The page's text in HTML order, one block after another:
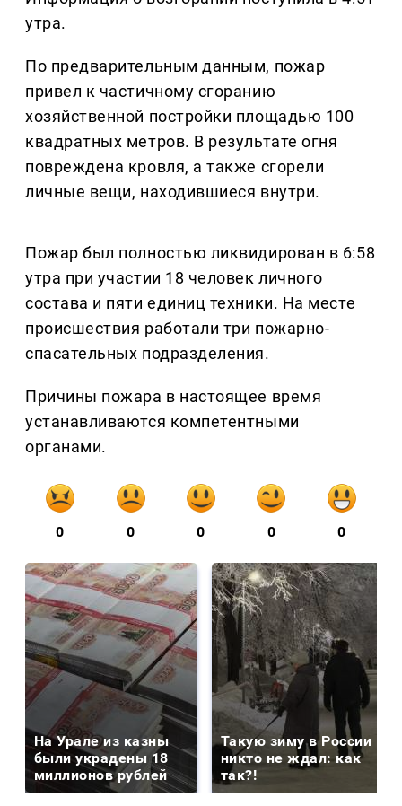
утра.
По предварительным данным, пожар
привел к частичному сгоранию
хозяйственной постройки площадью 100
квадратных метров. В результате огня
повреждена кровля, а также сгорели
личные вещи, находившиеся внутри.
Пожар был полностью ликвидирован в 6:58
утра при участии 18 человек личного
состава и пяти единиц техники. На месте
происшествия работали три пожарно-
спасательных подразделения.
Причины пожара в настоящее время
устанавливаются компетентными
органами.
0 0 0 0 0
На Урале из казны
были украдены 18
миллионов рублей
Такую зиму в России
никто не ждал: как
так?!